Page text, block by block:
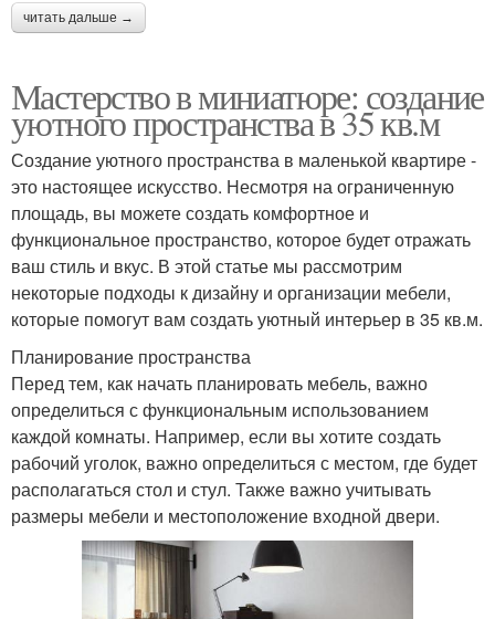
читать дальше →
Мастерство в миниатюре: создание
уютного пространства в 35 кв.м
Создание уютного пространства в маленькой квартире -
это настоящее искусство. Несмотря на ограниченную
площадь, вы можете создать комфортное и
функциональное пространство, которое будет отражать
ваш стиль и вкус. В этой статье мы рассмотрим
некоторые подходы к дизайну и организации мебели,
которые помогут вам создать уютный интерьер в 35 кв.м.
Планирование пространства
Перед тем, как начать планировать мебель, важно
определиться с функциональным использованием
каждой комнаты. Например, если вы хотите создать
рабочий уголок, важно определиться с местом, где будет
располагаться стол и стул. Также важно учитывать
размеры мебели и местоположение входной двери.